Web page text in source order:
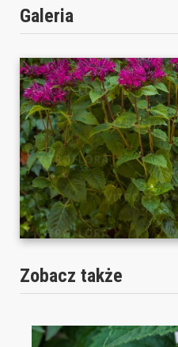
Galeria
Zobacz także